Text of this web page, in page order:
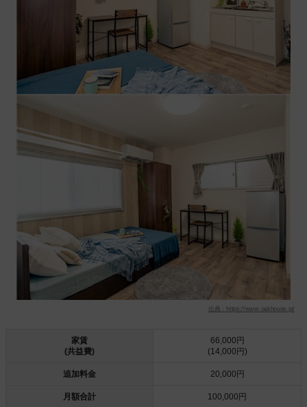
出典：https://www.oakhouse.jp/
家賃
(共益費)
66,000円
(14,000円)
追加料金 20,000円
月額合計 100,000円